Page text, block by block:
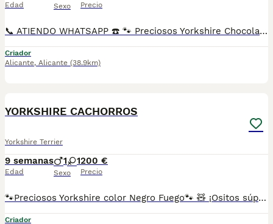
Edad Sexo Precio
📞 ATIENDO WHATSAPP ☎️ 🐾 Preciosos Yorkshire Chocolate 🐾 🧸 ¡Ositos súper adorables y juguetones disponibles listos para entregar! 🥰 • Exclusivo color chocolate, una variedad muy especial y difícil de encontrar 🤎 • Se entregan a partir de los 2 meses 🐶 • Vacunados, desparasitados, con cartilla y revisión veterinaria ✅ • Envío vídeos por WhatsApp individualmente de cada cachorro 📱 • Posibilidad de venir a verlos sin compromiso, entrega en mano en provincia de Murcia y alrededores, también se pueden enviar a toda España 🚚💛 🏡 (FOTOS REALES DE MIS CACHORROS. NADA DE FOTOS SACADAS DE INTERNET NI MULTICRIADEROS. CACHORROS NACIDOS EN CASA Y CRIADOS CON TODO EL AMOR, CARIÑO Y DEDICACIÓN DEL MUNDO ❤️) Reserva minima 200€. ✨ Pequeños, cariñosos y llenos de dulzura. ¡Te enamorarás de su ternura desde el primer momento! 💖
Criador
Alicante, Alicante (38.9km)
YORKSHIRE CACHORROS
Yorkshire Terrier
9 semanas
Edad
1 1
Sexo
200 €
Precio
🐾Preciosos Yorkshire color Negro Fuego🐾 🧸 ¡Ositos súper adorables y juguetones disponibles listos para entregar! 🥰 • Color negro fuego, el color más representativo de esta preciosa raza. • Se entregan a partir de los 2 meses • Vacunados, desparasitados, con cartilla y revisión veterinaria ✅ • Envío vídeos por WhatsApp individualmente de cada cachorro📱 • Posibilidad de venir a verlos sin compromiso, entrega en mano en provincia de Murcia y alrededores, también se pueden enviar a toda España 🚚💛 (FOTOS REALES DE MIS CACHORROS NADA DE FOTOS SACADAS DE INTERNET NI MULTICRIADEROS, CACHORROS NACIDOS EN CASA Y CRIADOS CON TODO EL AMOR Y CARIÑO DEL MUNDO) Reserva mínima 200€ ¡Te enamorarás de su ternura desde el primer momento! 💖 📞 ATIENDO WHATSAPP TELÉFONO.
Criador